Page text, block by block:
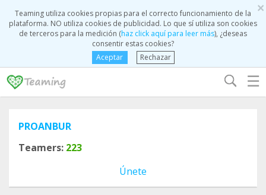
×
Teaming utiliza cookies propias para el correcto funcionamiento de la
plataforma. NO utiliza cookies de publicidad. Lo que sí utiliza son cookies
de terceros para la medición (haz click aquí para leer más), ¿deseas
consentir estas cookies?
Aceptar
Rechazar
☰
PROANBUR
Teamers: 223
Únete